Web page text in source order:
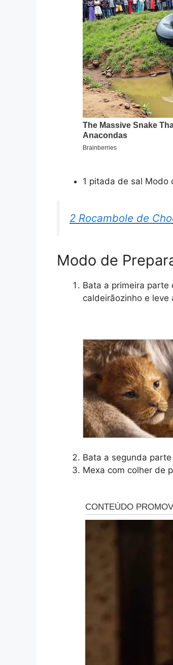
1 pitada de sal Modo
2 Rocambole de
Modo de
Bata a primeira
caldeirãozinho e leve
Bata a segunda
Mexa com colher de